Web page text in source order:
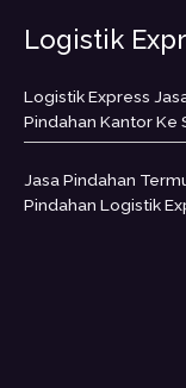
Logistik
Logistik Express
Pindahan Kantor Ke
Jasa Pindahan
Pindahan Logistik